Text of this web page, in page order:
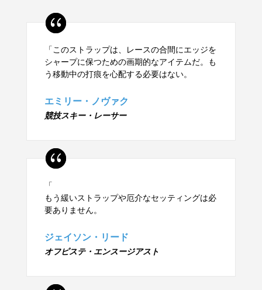
「このストラップは、レースの合間にエッジを
シャープに保つための画期的なアイテムだ。も
う移動中の打痕を心配する必要はない。
エミリー・ノヴァク
競技スキー・レーサー
「
もう緩いストラップや厄介なセッティングは必
要ありません。
ジェイソン・リード
オフピステ・エンスージアスト